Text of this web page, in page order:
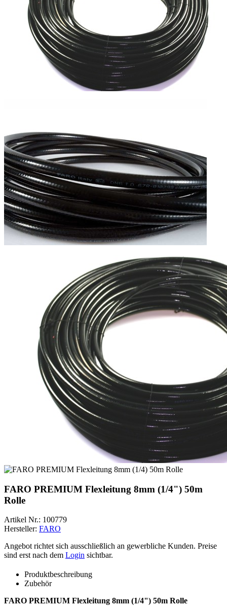
FARO PREMIUM Flexleitung 8mm (1/4") 50m
Rolle
Artikel Nr.: 100779
Hersteller: FARO
Angebot richtet sich ausschließlich an gewerbliche Kunden. Preise
sind erst nach dem Login sichtbar.
Produktbeschreibung
Zubehör
FARO PREMIUM Flexleitung 8mm (1/4") 50m Rolle